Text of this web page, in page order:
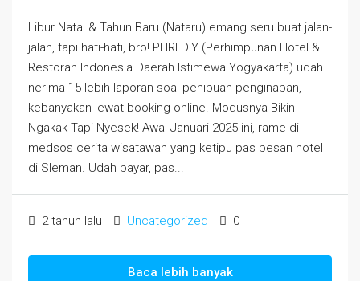
Libur Natal & Tahun Baru (Nataru) emang seru buat jalan-
jalan, tapi hati-hati, bro! PHRI DIY (Perhimpunan Hotel &
Restoran Indonesia Daerah Istimewa Yogyakarta) udah
nerima 15 lebih laporan soal penipuan penginapan,
kebanyakan lewat booking online. Modusnya Bikin
Ngakak Tapi Nyesek! Awal Januari 2025 ini, rame di
medsos cerita wisatawan yang ketipu pas pesan hotel
di Sleman. Udah bayar, pas...
2 tahun lalu Uncategorized 0
Baca lebih banyak